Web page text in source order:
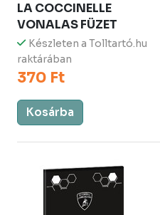
LA COCCINELLE
VONALAS FÜZET
Készleten a Tolltartó.hu
raktárában
370 Ft
Kosárba